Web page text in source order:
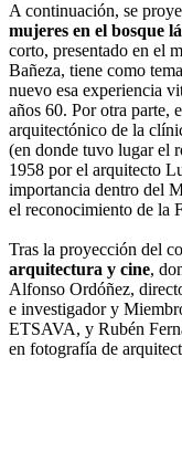
A continuación, se
mujeres en el bosque
corto, presentado en el
Bañeza, tiene como
nuevo esa experiencia
años 60. Por otra parte,
arquitectónico de la
(en donde tuvo lugar el
1958 por el arquitecto
importancia dentro del
el reconocimiento de la
Tras la proyección del
arquitectura y cine,
Alfonso Ordóñez,
e investigador y
ETSAVA, y Rubén
en fotografía de